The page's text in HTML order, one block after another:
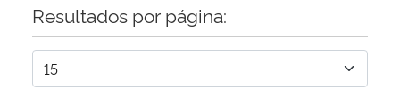
Resultados por página: